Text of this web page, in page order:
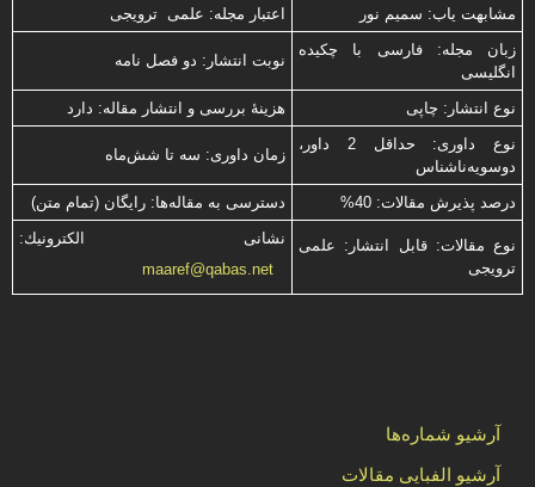
مشابهت ياب: سميم نور
اعتبار مجله: علمی ترویجی
زبان مجله: فارسی با چكیده
انگلیسی
نوبت انتشار: دو فصل نامه
نوع انتشار: چاپی
هزینۀ بررسی و انتشار مقاله: دارد
نوع داوری: حداقل 2 داور،
دوسویه‌ناشناس
زمان داوری: سه تا شش‌ماه
درصد پذیرش مقالات: 40% دسترسی به مقاله‌ها: رایگان (تمام متن)
نوع مقالات: قابل انتشار: علمی
ترویجی
نشانی الكترونیك:
maaref@qabas.net
آرشیو شماره‌ها
آرشیو الفبایی مقالات